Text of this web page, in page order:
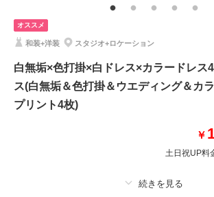
150カットを楽しく撮影しましょう！！
このプランで撮影可能な撮影レポート
撮影日：2025年10月27日
撮影場所：スタジオ（埼
オススメ
和装+洋装 スタジオ+ロケーション
白無垢×色打掛×白ドレス×カラードレス
ス(白無垢＆色打掛＆ウエディング＆カ
プリント4枚)
￥
土日祝UP料